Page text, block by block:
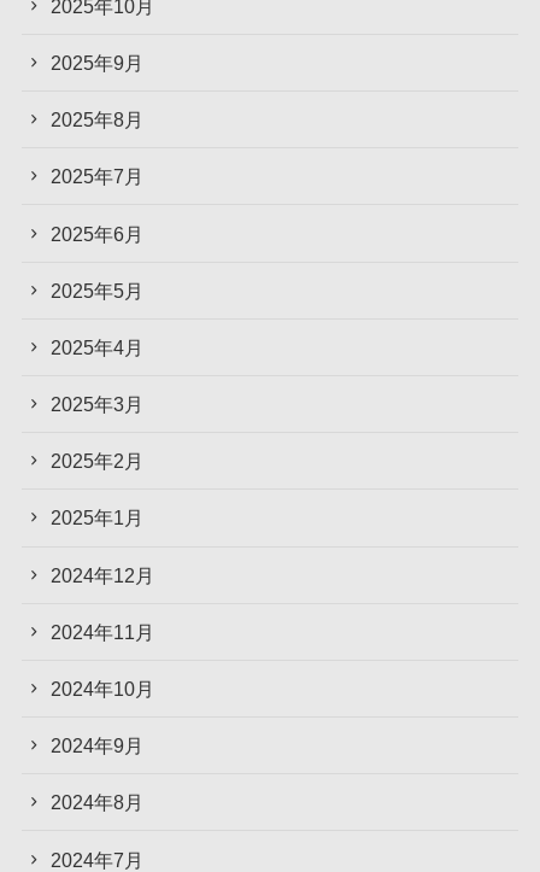
2025年10月
2025年9月
2025年8月
2025年7月
2025年6月
2025年5月
2025年4月
2025年3月
2025年2月
2025年1月
2024年12月
2024年11月
2024年10月
2024年9月
2024年8月
2024年7月